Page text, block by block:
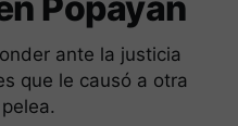
ante la justicia
que le causó a otra